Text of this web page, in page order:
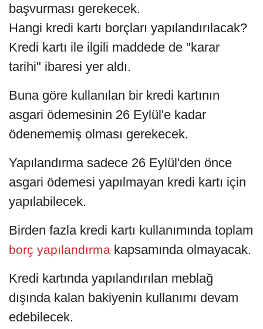
başvurması gerekecek.
Hangi kredi kartı borçları yapılandırılacak?
Kredi kartı ile ilgili maddede de "karar
tarihi" ibaresi yer aldı.
Buna göre kullanılan bir kredi kartının
asgari ödemesinin 26 Eylül'e kadar
ödenememiş olması gerekecek.
Yapılandırma sadece 26 Eylül'den önce
asgari ödemesi yapılmayan kredi kartı için
yapılabilecek.
Birden fazla kredi kartı kullanımında toplam
borç yapılandırma kapsamında olmayacak.
Kredi kartında yapılandırılan meblağ
dışında kalan bakiyenin kullanımı devam
edebilecek.